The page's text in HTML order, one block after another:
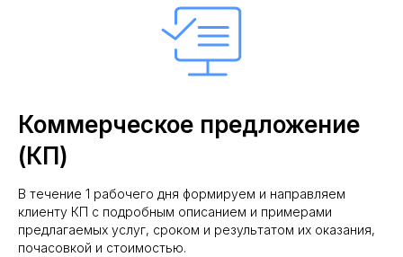
Коммерческое предложение
(КП)
В течение 1 рабочего дня формируем и направляем
клиенту КП с подробным описанием и примерами
предлагаемых услуг, сроком и результатом их оказания,
почасовкой и стоимостью.